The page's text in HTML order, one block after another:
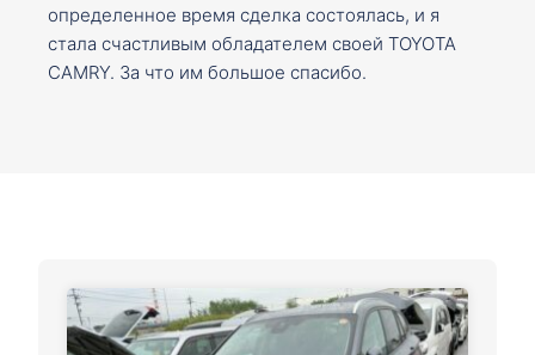
определенное время сделка состоялась, и я
стала счастливым обладателем своей TOYOTA
CAMRY. За что им большое спасибо.